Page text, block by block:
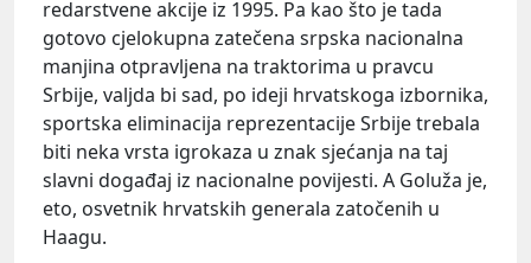
redarstvene akcije iz 1995. Pa kao što je tada
gotovo cjelokupna zatečena srpska nacionalna
manjina otpravljena na traktorima u pravcu
Srbije, valjda bi sad, po ideji hrvatskoga izbornika,
sportska eliminacija reprezentacije Srbije trebala
biti neka vrsta igrokaza u znak sjećanja na taj
slavni događaj iz nacionalne povijesti. A Goluža je,
eto, osvetnik hrvatskih generala zatočenih u
Haagu.